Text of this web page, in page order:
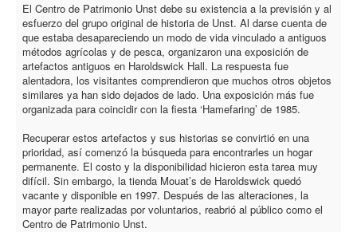
El Centro de Patrimonio Unst debe su existencia a la previsión y al
esfuerzo del grupo original de historia de Unst. Al darse cuenta de
que estaba desapareciendo un modo de vida vinculado a antiguos
métodos agrícolas y de pesca, organizaron una exposición de
artefactos antiguos en Haroldswick Hall. La respuesta fue
alentadora, los visitantes comprendieron que muchos otros objetos
similares ya han sido dejados de lado. Una exposición más fue
organizada para coincidir con la fiesta ‘Hamefaring’ de 1985.
Recuperar estos artefactos y sus historias se convirtió en una
prioridad, así comenzó la búsqueda para encontrarles un hogar
permanente. El costo y la disponibilidad hicieron esta tarea muy
difícil. Sin embargo, la tienda Mouat’s de Haroldswick quedó
vacante y disponible en 1997. Después de las alteraciones, la
mayor parte realizadas por voluntarios, reabrió al público como el
Centro de Patrimonio Unst.